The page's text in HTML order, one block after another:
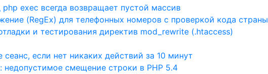
exec всегда возвращает пустой массив
(RegEx) для телефонных номеров с проверкой кода страны
и тестирования директив mod_rewrite (.htaccess)
сеанс, если нет никаких действий за 10 минут
недопустимое смещение строки в PHP 5.4